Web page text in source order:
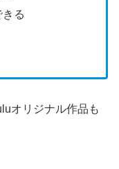
る
オリジナル作品も